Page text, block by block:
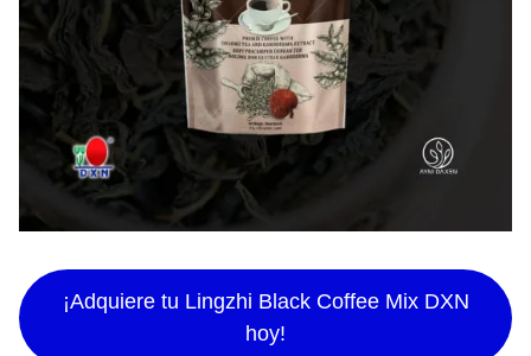
¡Adquiere tu Lingzhi Black Coffee Mix DXN
hoy!